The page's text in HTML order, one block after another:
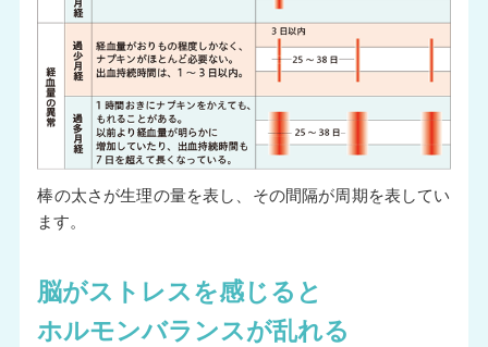
棒の太さが生理の量を表し、その間隔が周期を表してい
ます。
脳がストレスを感じると
ホルモンバランスが乱れる